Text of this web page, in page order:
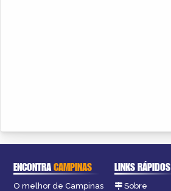
ENCONTRACAMPINAS
O melhor de Campinas
LINKS RÁPIDOS
Sobre